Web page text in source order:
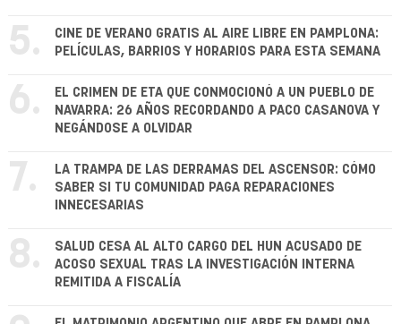
5.
CINE DE VERANO GRATIS AL AIRE LIBRE EN PAMPLONA:
PELÍCULAS, BARRIOS Y HORARIOS PARA ESTA SEMANA
6.
EL CRIMEN DE ETA QUE CONMOCIONÓ A UN PUEBLO DE
NAVARRA: 26 AÑOS RECORDANDO A PACO CASANOVA Y
NEGÁNDOSE A OLVIDAR
7.
LA TRAMPA DE LAS DERRAMAS DEL ASCENSOR: CÓMO
SABER SI TU COMUNIDAD PAGA REPARACIONES
INNECESARIAS
8.
SALUD CESA AL ALTO CARGO DEL HUN ACUSADO DE
ACOSO SEXUAL TRAS LA INVESTIGACIÓN INTERNA
REMITIDA A FISCALÍA